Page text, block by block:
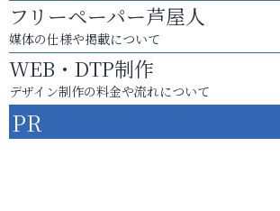
フリーペーパー芦屋人
媒体の仕様や掲載について
WEB・DTP制作
デザイン制作の料金や流れについて
PR